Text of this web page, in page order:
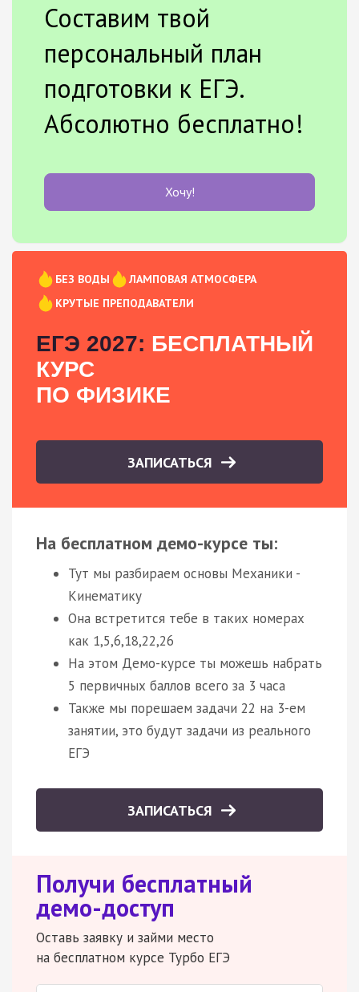
Составим твой
персональный план
подготовки к ЕГЭ.
Абсолютно бесплатно!
Хочу!
БЕЗ ВОДЫ
ЛАМПОВАЯ АТМОСФЕРА
КРУТЫЕ ПРЕПОДАВАТЕЛИ
ЕГЭ 2027: БЕСПЛАТНЫЙ
КУРС
ПО ФИЗИКЕ
ЗАПИСАТЬСЯ
На бесплатном демо-курсе ты:
Тут мы разбираем основы Механики -
Кинематику
Она встретится тебе в таких номерах
как 1,5,6,18,22,26
На этом Демо-курсе ты можешь набрать
5 первичных баллов всего за 3 часа
Также мы порешаем задачи 22 на 3-ем
занятии, это будут задачи из реального
ЕГЭ
ЗАПИСАТЬСЯ
Получи бесплатный
демо-доступ
Оставь заявку и займи место
на бесплатном курсе Турбо ЕГЭ